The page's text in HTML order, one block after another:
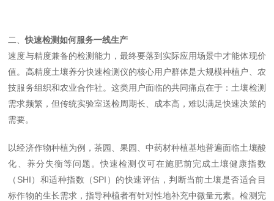
二、快速检测如何服务一线生产
速度与精度兼备的检测能力，最终要落到实际应用场景中才能体现价
值。高精度土壤养分快速检测仪的核心用户群体是大规模种植户、农
技服务组织和农业合作社。这类用户面临的共同痛点在于：土壤检测
需求频繁，但传统实验室送检周期长、成本高，难以满足快速决策的
需要。
以经济作物种植为例，茶园、果园、中药材种植基地普遍面临土壤酸
化、养分失衡等问题。快速检测仪可在施肥前完成土壤健康指数
（ SHI）和适种指数（SPI ）的快速评估，判断当前土壤是否适合目
标作物的生长需求，指导种植者有针对性地补充中微量元素。检测完